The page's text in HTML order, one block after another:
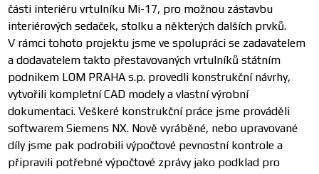
části interiéru vrtulníku Mi-17, pro možnou zástavbu
interiérových sedaček, stolku a některých dalších prvků.
V rámci tohoto projektu jsme ve spolupráci se zadavatelem
a dodavatelem takto přestavovaných vrtulníků státním
podnikem LOM PRAHA s.p. provedli konstrukční návrhy,
vytvořili kompletní CAD modely a vlastní výrobní
dokumentaci. Veškeré konstrukční práce jsme prováděli
softwarem Siemens NX. Nově vyráběné, nebo upravované
díly jsme pak podrobili výpočtové pevnostní kontrole a
připravili potřebné výpočtové zprávy jako podklad pro